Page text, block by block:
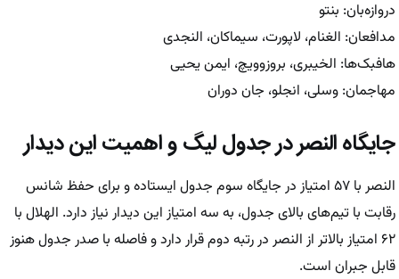
دروازه‌بان: بنتو
مدافعان: الغنام، لاپورت، سیماکان، النجدی
هافبک‌ها: الخیبری، بروزوویچ، ایمن یحیی
مهاجمان: وسلی، انجلو، جان دوران
جایگاه النصر در جدول لیگ و اهمیت این دیدار
النصر با ۵۷ امتیاز در جایگاه سوم جدول ایستاده و برای حفظ شانس
رقابت با تیم‌های بالای جدول، به سه امتیاز این دیدار نیاز دارد. الهلال با
۶۲ امتیاز بالاتر از النصر در رتبه دوم قرار دارد و فاصله با صدر جدول هنوز
قابل جبران است.